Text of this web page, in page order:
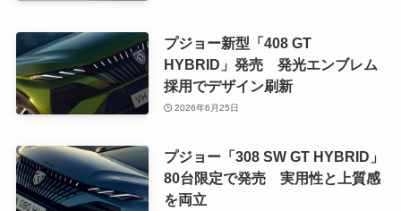
プジョー新型「408 GT
HYBRID」発売 発光エンブレム
採用でデザイン刷新
2026年6月25日
プジョー「308 SW GT HYBRID」
80台限定で発売 実用性と上質感
を両立